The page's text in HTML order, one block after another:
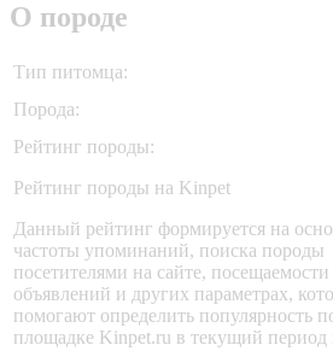
О породе
Тип питомца:
Порода:
Рейтинг породы:
Рейтинг породы на Kinpet
Данный рейтинг формируется на
частоты упоминаний, поиска породы
посетителями на сайте, посещаемости
объявлений и других параметрах,
помогают определить популярность
площадке Kinpet.ru в текущий период